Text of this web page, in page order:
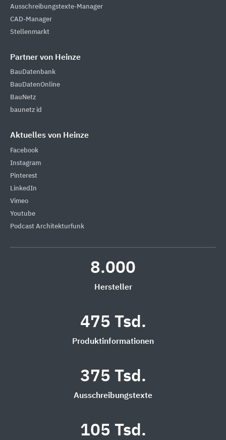
Ausschreibungstexte-Manager
CAD-Manager
Stellenmarkt
Partner von Heinze
BauDatenbank
BauDatenOnline
BauNetz
baunetz id
Aktuelles von Heinze
Facebook
Instagram
Pinterest
LinkedIn
Vimeo
Youtube
Podcast Architekturfunk
8.000
Hersteller
475 Tsd.
Produktinformationen
375 Tsd.
Ausschreibungstexte
105 Tsd.